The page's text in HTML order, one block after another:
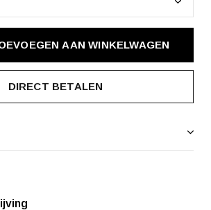
AAN WINKELWAGEN
DIRECT BETALEN